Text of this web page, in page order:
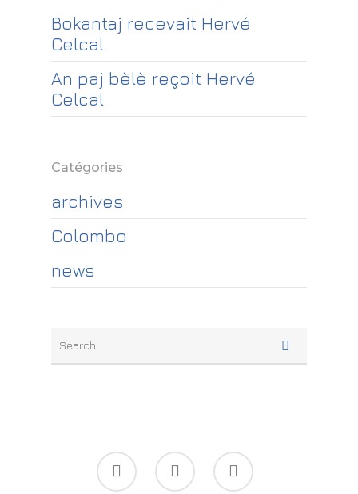
Bokantaj recevait Hervé
Celcal
An paj bèlè reçoit Hervé
Celcal
Catégories
archives
Colombo
news